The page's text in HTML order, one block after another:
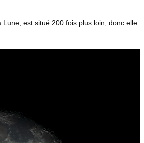
est situé 200 fois plus loin, donc elle